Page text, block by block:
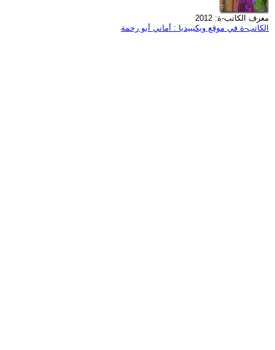
معرف الكاتب-ة: 2012
الكاتب-ة في موقع ويكيبيديا : أماني أبو رحمة